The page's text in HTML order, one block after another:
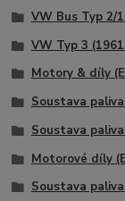
VW Bus Typ 2/
VW Typ 3
Motory & díly
Soustava
Soustava
Motorové díly
Soustava